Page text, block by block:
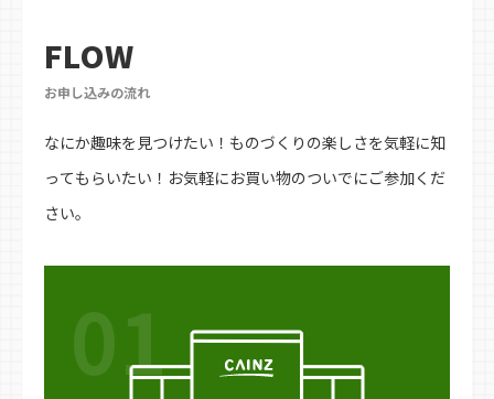
FLOW
お申し込みの流れ
なにか趣味を見つけたい！ものづくりの楽しさを気軽に知
ってもらいたい！お気軽にお買い物のついでにご参加くだ
さい。
01